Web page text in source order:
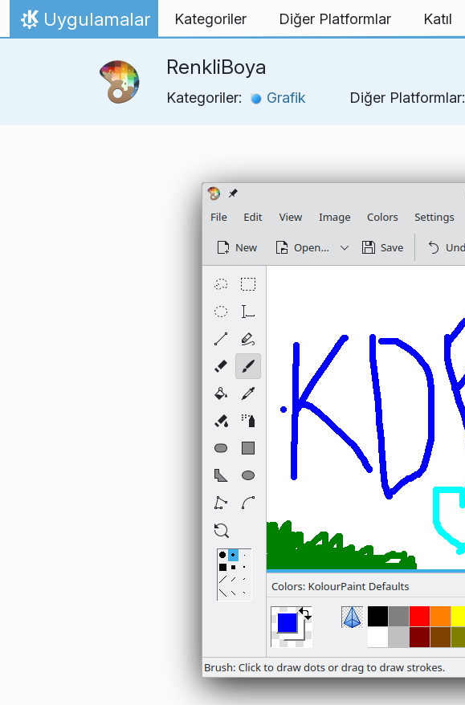
İçeriğe atla
Ana Sayfa
Uygulamalar Kategoriler Diğer Platformlar Katıl
RenkliBoya
Kategoriler: Grafik Diğer Platformlar: